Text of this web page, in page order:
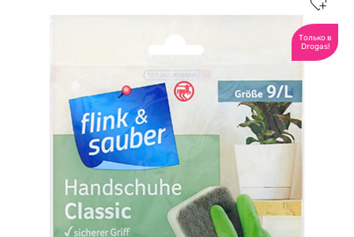
Только в
Drogas!